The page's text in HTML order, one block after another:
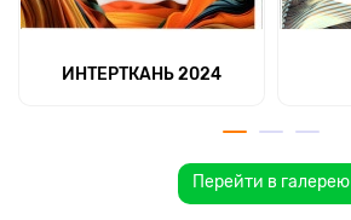
ИНТЕРТКАНЬ 2024
Перейти в галерею